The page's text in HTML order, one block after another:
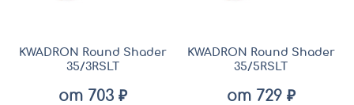
KWADRON Round Shader
35/3RSLT
от 703 ₽
KWADRON Round Shader
35/5RSLT
от 729 ₽